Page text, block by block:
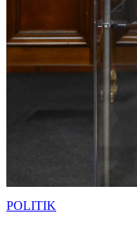
POLITIK